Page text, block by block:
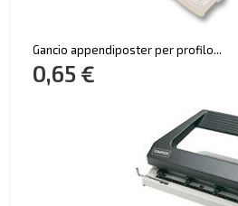
Gancio appendiposter per profilo...
0,65 €